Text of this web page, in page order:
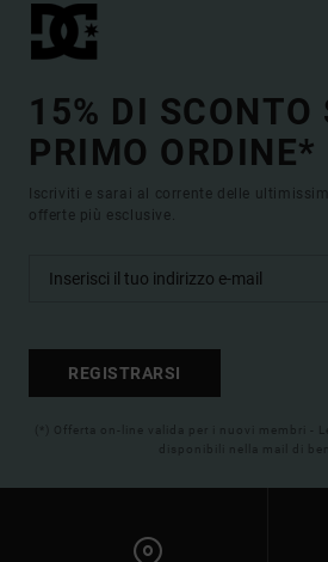
15% DI SCONTO
PRIMO ORDINE*
Iscriviti e sarai al corrente delle
offerte più esclusive.
REGISTRARSI
(*) Offerta on-line valida per i nuovi membri -
disponibili nella mail di